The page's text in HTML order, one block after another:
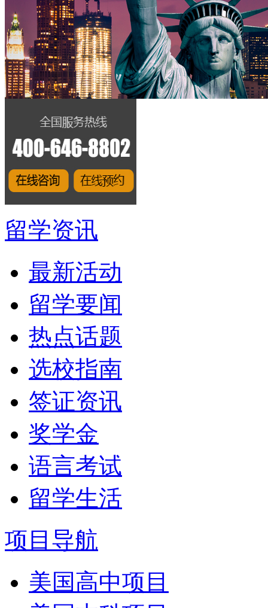
留学资讯
最新活动
留学要闻
热点话题
选校指南
签证资讯
奖学金
语言考试
留学生活
项目导航
美国高中项目